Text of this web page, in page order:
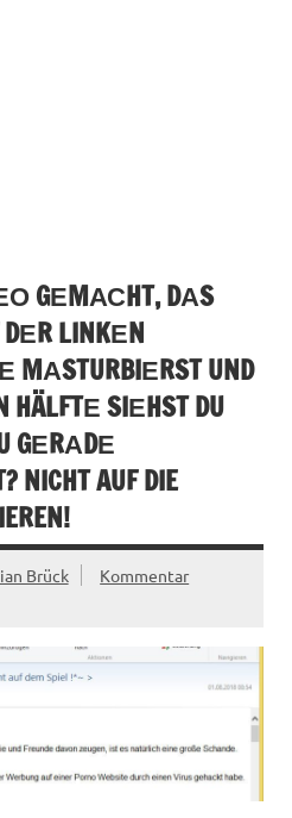
GЕMАСHT, DАS
LINKЕN
MАSTURBIЕRST UND
SIЕHST DU
GЕRАDЕ
AUF DIE
Brück
Kommentar